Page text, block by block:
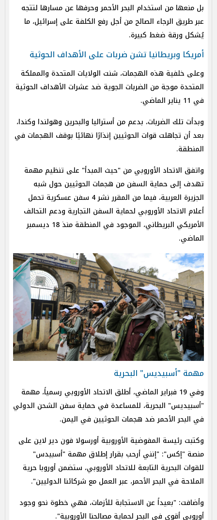
بل منعها من استخدام البحر الأحمر وحرفها عن مسارها لتتجه
عبر طريق الرجاء الصالح من أجل رفع الكلفة على إسرائيل، ما
يُشكل ورقة ضغط كبيرة.
أمريكا وبريطانيا تشن ضربات على الأهداف الحوثية
وعلى خلفية هذه الهجمات، شنت الولايات المتحدة والمملكة
المتحدة موجة من الضربات الجوية ضد عشرات الأهداف الحوثية
في 11 يناير الماضي.
وبدأت تلك الضربات، بدعم من أستراليا والبحرين وهولندا وكندا،
بعد أن تجاهلت قوات الحوثيين إنذارًا نهائيًا بوقف الهجمات في
المنطقة.
واتفق الاتحاد الأوروبي من "حيث المبدأ" على تنظيم مهمة
تهدف إلى حماية السفن من هجمات الحوثيين حول شبه
الجزيرة العربية، فيما من المقرر نشر 4 سفن عسكرية تحمل
أعلام الاتحاد الأوروبي لحماية السفن التجارية ودعم التحالف
الأمريكي البريطاني، الموجود في المنطقة منذ 18 ديسمبر
الماضي.
مهمة "أسبيديس" البحرية
وفي 19 فبراير الماضي، أطلق الاتحاد الأوروبي رسمياً، مهمة
"أسبيديس" البحرية، للمساعدة في حماية سفن الشحن الدولي
في البحر الأحمر ضد هجمات الحوثيين في اليمن.
وكتبت رئيسة المفوضية الأوروبية أورسولا فون دير لاين على
منصة "إكس": "إنني أرحب بقرار إطلاق مهمة "أسبيدس"
للقوات البحرية التابعة للاتحاد الأوروبي، ستضمن أوروبا حرية
الملاحة في البحر الأحمر، عبر العمل مع شركائنا الدوليين".
وأضافت: "بعيداً عن الاستجابة للأزمات، فهي خطوة نحو وجود
أوروبي أقوى في البحر لحماية مصالحنا الأوروبية".